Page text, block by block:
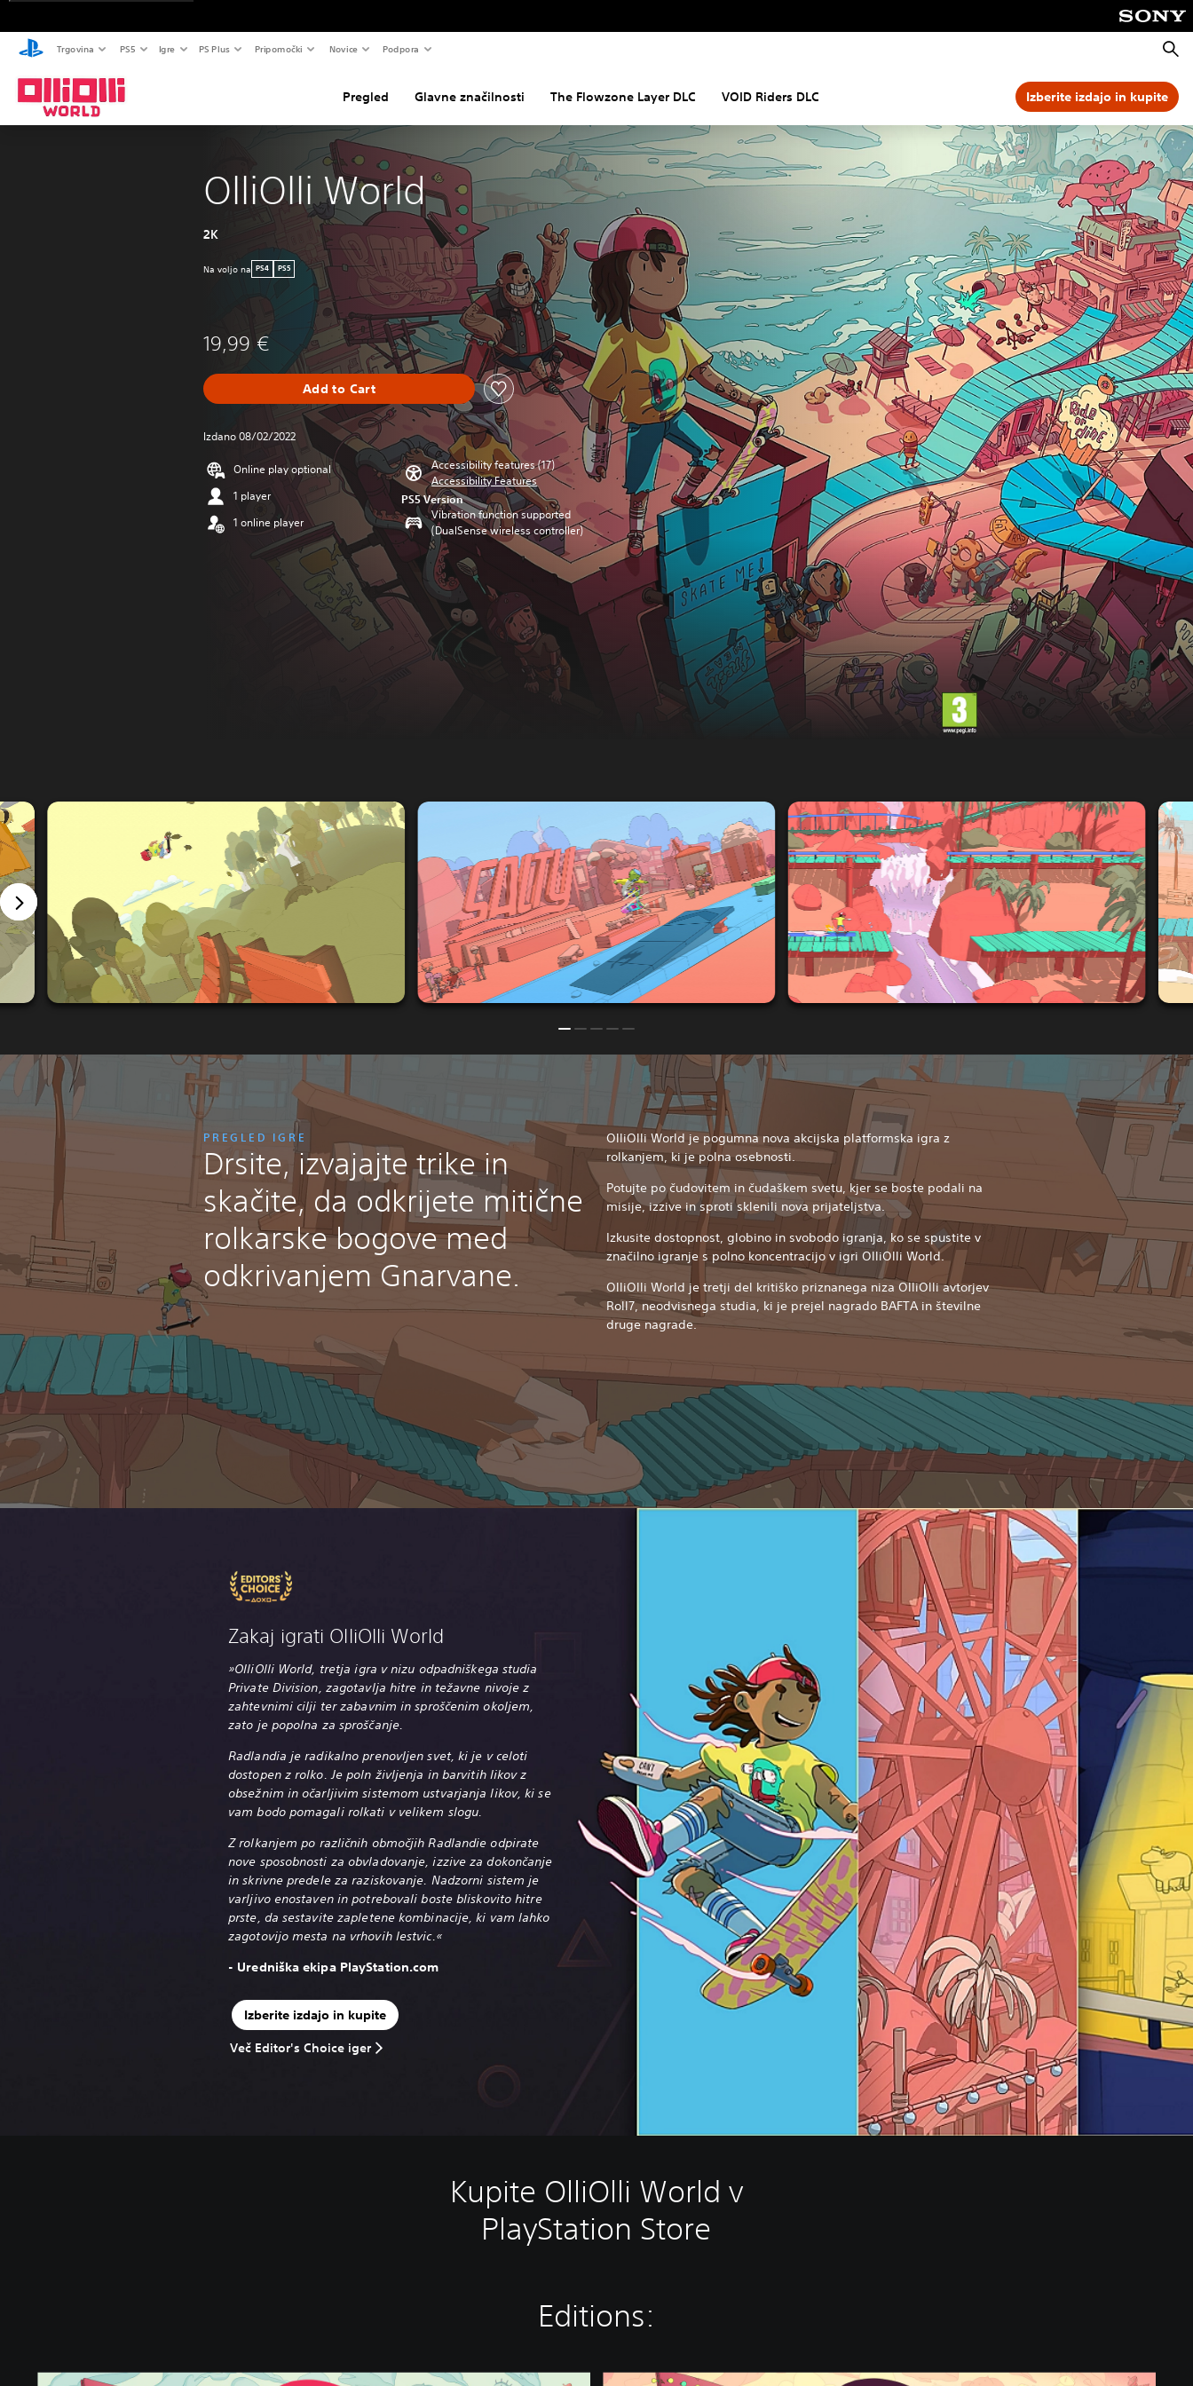
Trgovina PS5 Igre PS Plus Pripomočki Novice Podpora
Išči
Pregled Glavne značilnosti The Flowzone Layer DLC VOID Riders DLC Izberite izdajo in kupite
OlliOlli World
2K
Na voljo na PS4 PS5
19,99 €
Add to Cart
Izdano 08/02/2022
Online play optional
1 player
1 online player
Accessibility features (17)
Accessibility Features
PS5 Version
Vibration function supported
(DualSense wireless controller)
PREGLED IGRE
Drsite, izvajajte trike in
skačite, da odkrijete mitične
rolkarske bogove med
odkrivanjem Gnarvane.
OlliOlli World je pogumna nova akcijska platformska igra z
rolkanjem, ki je polna osebnosti.
Potujte po čudovitem in čudaškem svetu, kjer se boste podali na
misije, izzive in sproti sklenili nova prijateljstva.
Izkusite dostopnost, globino in svobodo igranja, ko se spustite v
značilno igranje s polno koncentracijo v igri OlliOlli World.
OlliOlli World je tretji del kritiško priznanega niza OlliOlli avtorjev
Roll7, neodvisnega studia, ki je prejel nagrado BAFTA in številne
druge nagrade.
Zakaj igrati OlliOlli World
»OlliOlli World, tretja igra v nizu odpadniškega studia
Private Division, zagotavlja hitre in težavne nivoje z
zahtevnimi cilji ter zabavnim in sproščenim okoljem,
zato je popolna za sproščanje.
Radlandia je radikalno prenovljen svet, ki je v celoti
dostopen z rolko. Je poln življenja in barvitih likov z
obsežnim in očarljivim sistemom ustvarjanja likov, ki se
vam bodo pomagali rolkati v velikem slogu.
Z rolkanjem po različnih območjih Radlandie odpirate
nove sposobnosti za obvladovanje, izzive za dokončanje
in skrivne predele za raziskovanje. Nadzorni sistem je
varljivo enostaven in potrebovali boste bliskovito hitre
prste, da sestavite zapletene kombinacije, ki vam lahko
zagotovijo mesta na vrhovih lestvic.«
- Uredniška ekipa PlayStation.com
Izberite izdajo in kupite
Več Editor's Choice iger
Kupite OlliOlli World v
PlayStation Store
Editions:
R